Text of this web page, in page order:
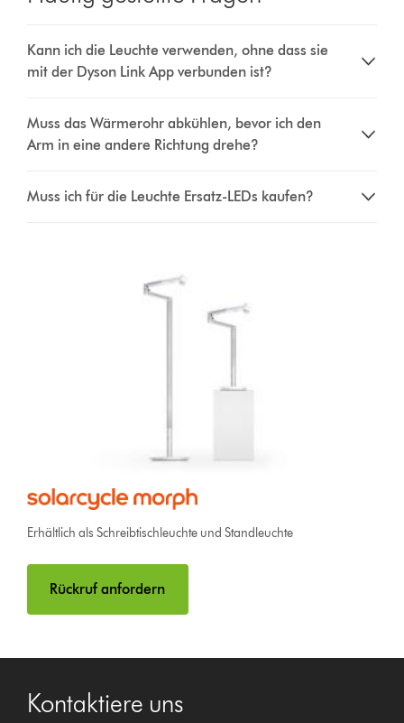
Ladevorrichtung
Kann ich die Leuchte verwenden, ohne dass sie
mit der Dyson Link App verbunden ist?
Muss das Wärmerohr abkühlen, bevor ich den
Arm in eine andere Richtung drehe?
Muss ich für die Leuchte Ersatz-LEDs kaufen?
Erhältlich als Schreibtischleuchte und Standleuchte
Rückruf anfordern
Kontaktiere uns